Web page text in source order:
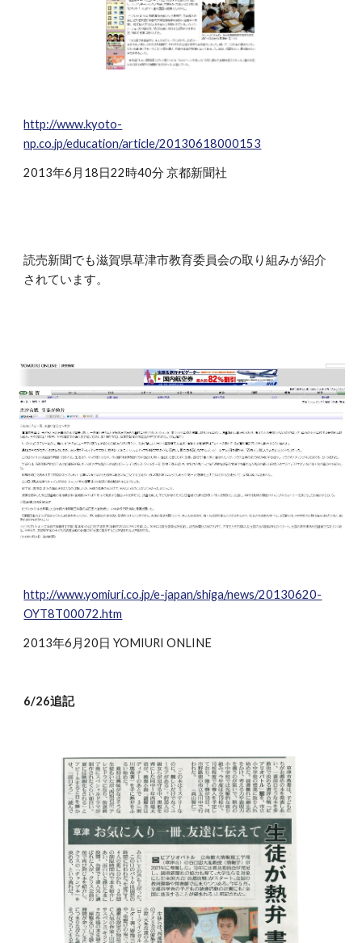
http://www.kyoto-
np.co.jp/education/article/20130618000153
2013年6月18日22時40分 京都新聞社
読売新聞でも滋賀県草津市教育委員会の取り組みが紹介
されています。
http://www.yomiuri.co.jp/e-japan/shiga/news/20130620-
OYT8T00072.htm
2013年6月20日 YOMIURI ONLINE
6/26追記